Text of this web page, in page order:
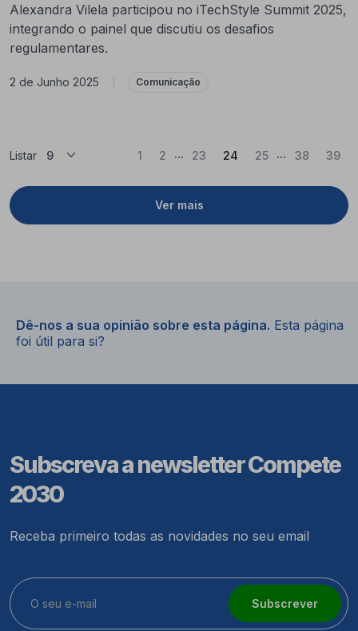
Alexandra Vilela participou no iTechStyle Summit 2025,
integrando o painel que discutiu os desafios
regulamentares.
2 de Junho 2025 Comunicação
Listar
Ver mais
1 2 ... 23 24 (Atual)
25 ... 38 39
Dê-nos a sua opinião sobre esta página. Esta página
foi útil para si?
Subscreva a newsletter Compete
2030
Receba primeiro todas as novidades no seu email
Subscrever